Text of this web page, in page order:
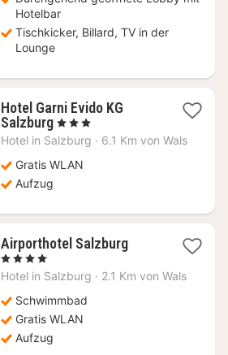
Hotelbar
Tischkicker, Billard, TV in der
Lounge
Hotel Garni Evido KG
Salzburg1
Nacht
78,77
, 3 Sterne
Hotel in Salzburg · 6.1 Km von Wals
Gratis WLAN
Aufzug
Airporthotel Salzburg1
ab
, 4 Sterne
Hotel in Salzburg · 2.1 Km von Wals
Schwimmbad
Gratis WLAN
Aufzug